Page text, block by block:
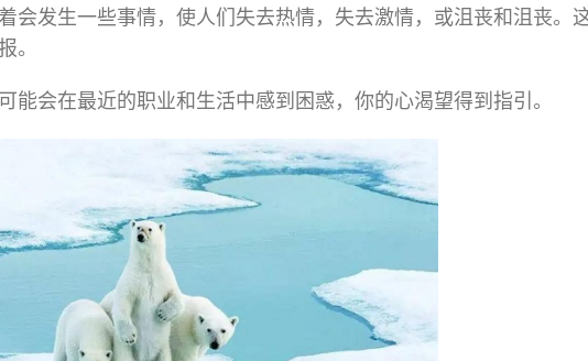
会发生一些事情，使人们失去热情，失去激情，或沮丧和沮丧。
。
能会在最近的职业和生活中感到困惑，你的心渴望得到指引。